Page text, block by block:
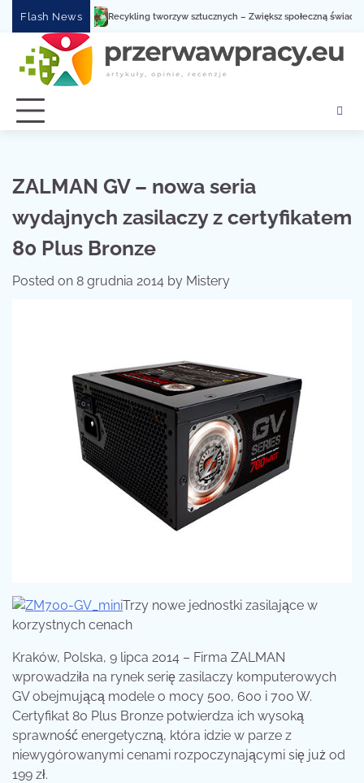
content
Flash NewsRecykling tworzyw sztucznych – Zwiększ społeczną świadomość
ZALMAN GV – nowa seria
wydajnych zasilaczy z certyfikatem
80 Plus Bronze
Posted on 8 grudnia 2014 by Mistery
Trzy nowe jednostki zasilające w
korzystnych cenach
Kraków, Polska, 9 lipca 2014 – Firma ZALMAN
wprowadziła na rynek serię zasilaczy komputerowych
GV obejmującą modele o mocy 500, 600 i 700 W.
Certyfikat 80 Plus Bronze potwierdza ich wysoką
sprawność energetyczną, która idzie w parze z
niewygórowanymi cenami rozpoczynającymi się już od
199 zł.